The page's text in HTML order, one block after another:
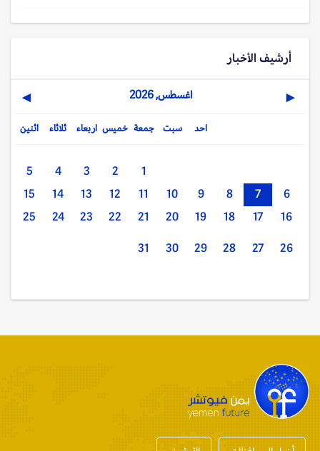
أرشيف الأخبار
◀ اغسطس, 2026 ▶
اثنين ثلاثاء اربعاء خميس جمعة سبت احد
1
2
3
4
5
6
7
8
9
10
11
12
13
14
15
16
17
18
19
20
21
22
23
24
25
26
27
28
29
30
31